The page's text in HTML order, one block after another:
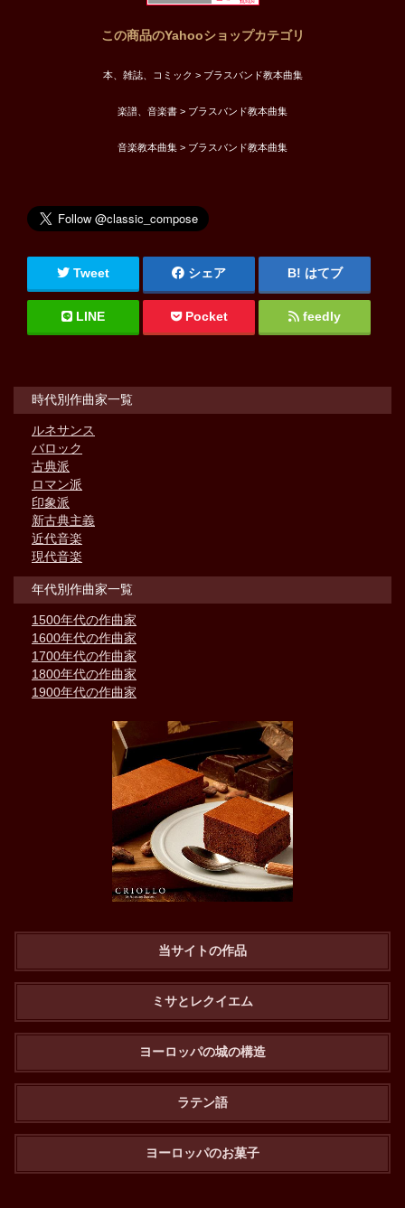
この商品のYahooショップカテゴリ
本、雑誌、コミック > ブラスバンド教本曲集
楽譜、音楽書 > ブラスバンド教本曲集
音楽教本曲集 > ブラスバンド教本曲集
Tweet シェア はてブ
LINE Pocket feedly
時代別作曲家一覧
ルネサンス
バロック
古典派
ロマン派
印象派
新古典主義
近代音楽
現代音楽
年代別作曲家一覧
1500年代の作曲家
1600年代の作曲家
1700年代の作曲家
1800年代の作曲家
1900年代の作曲家
当サイトの作品
ミサとレクイエム
ヨーロッパの城の構造
ラテン語
ヨーロッパのお菓子